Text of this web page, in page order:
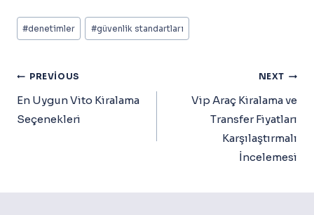
Post
Tags:
#denetimler #güvenlik standartları
Yazı
Gezinmesi
PREVIOUS
En Uygun Vito Kiralama
Seçenekleri
NEXT
Vip Araç Kiralama ve
Transfer Fiyatları
Karşılaştırmalı
İncelemesi